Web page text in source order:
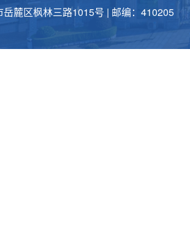
麓区枫林三路1015号 | 邮编：410205